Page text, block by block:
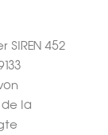
452
de la